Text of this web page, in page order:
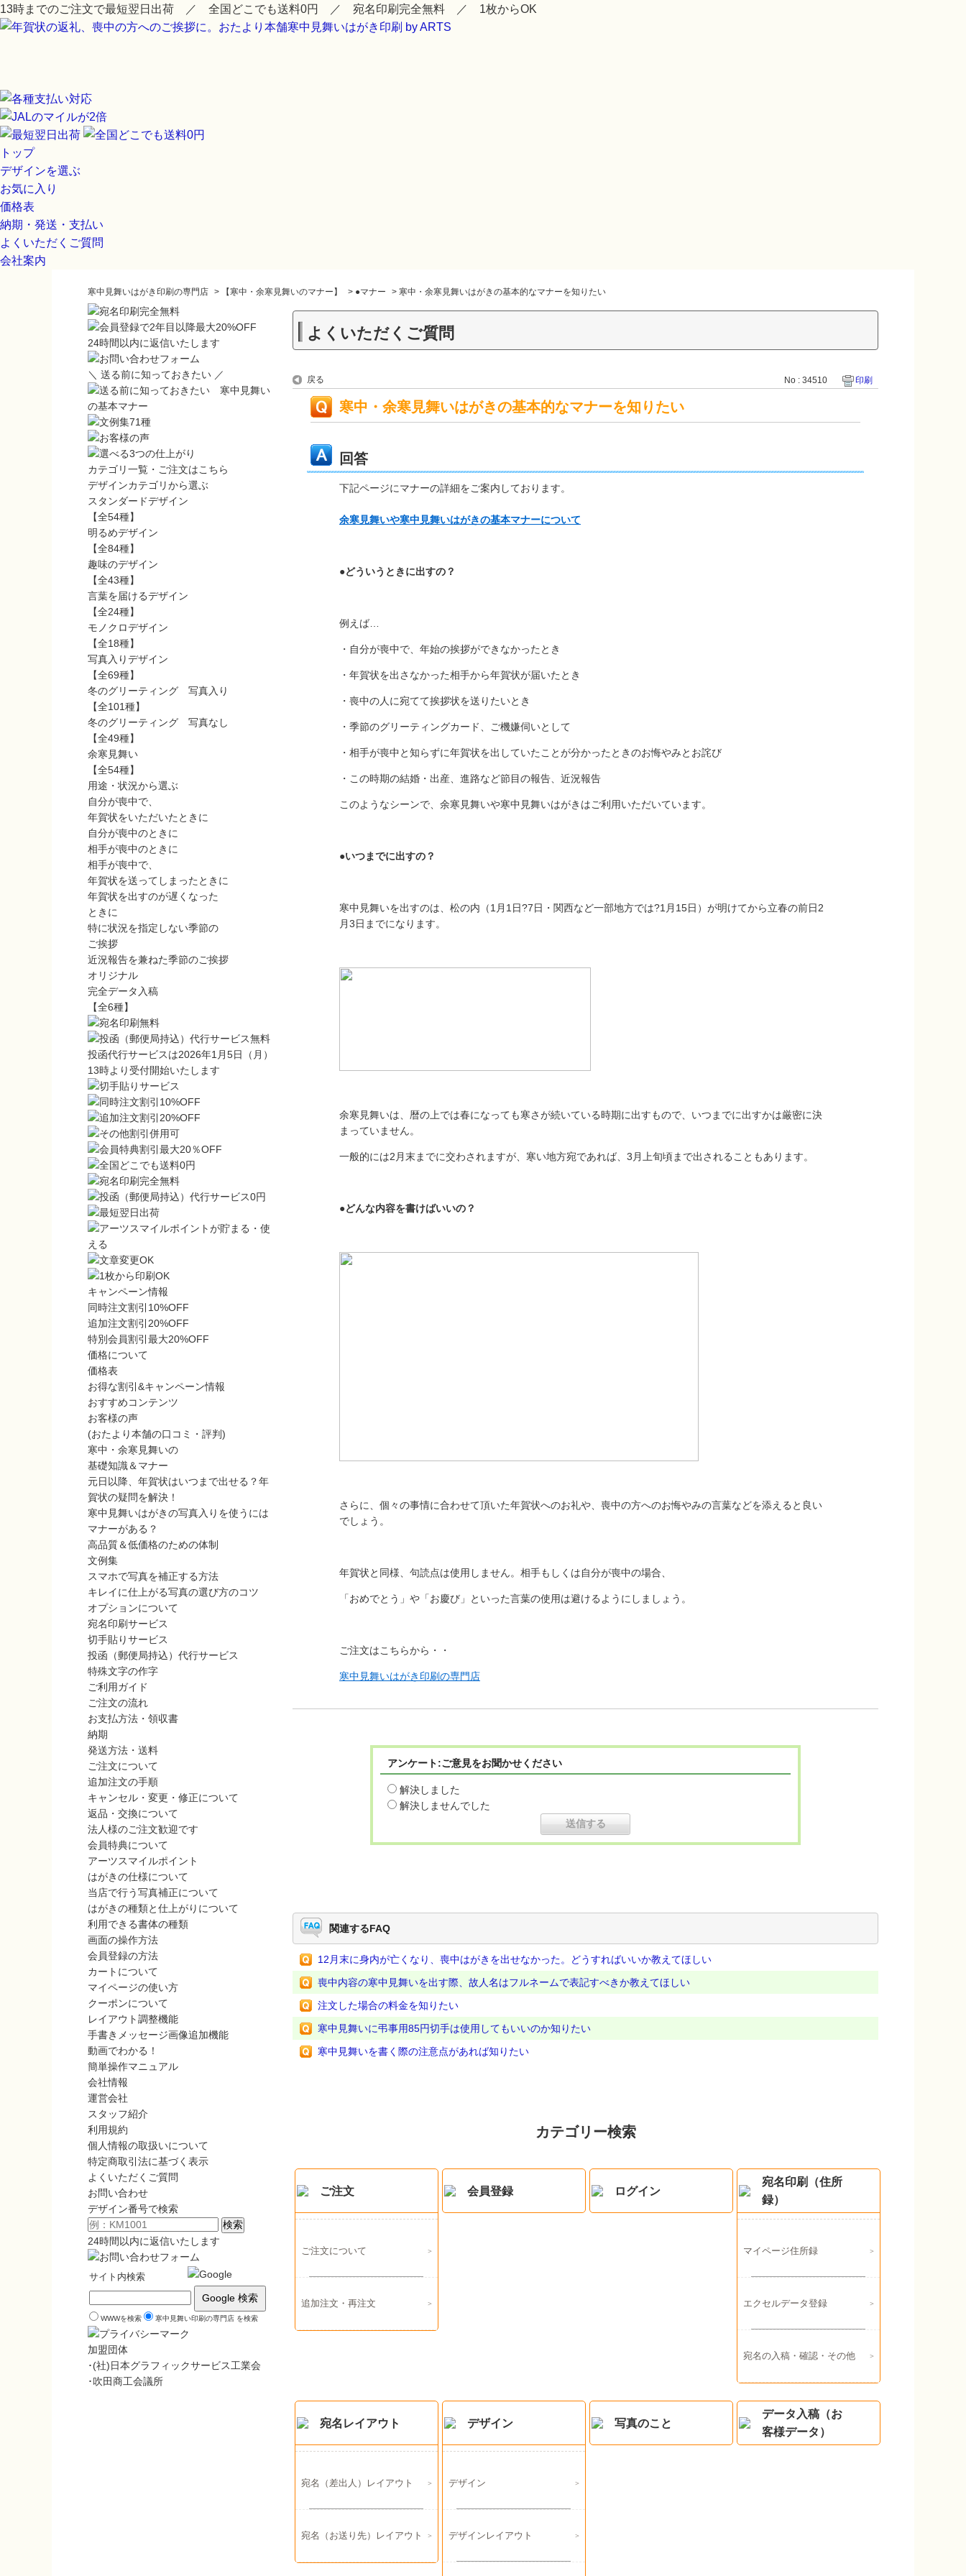
13時までのご注文で最短翌日出荷 ／ 全国どこでも送料0円 ／ 宛名印刷完全無料 ／ 1枚からOK
トップ
デザインを選ぶ
お気に入り
価格表
納期・発送・支払い
よくいただくご質問
会社案内
寒中見舞いはがき印刷の専門店 > 【寒中・余寒見舞いのマナー】 > ●マナー > 寒中・余寒見舞いはがきの基本的なマナーを知りたい
24時間以内に返信いたします
＼ 送る前に知っておきたい ／
カテゴリ一覧・ご注文はこちら
デザインカテゴリから選ぶ
スタンダードデザイン
【全54種】
明るめデザイン
【全84種】
趣味のデザイン
【全43種】
言葉を届けるデザイン
【全24種】
モノクロデザイン
【全18種】
写真入りデザイン
【全69種】
冬のグリーティング 写真入り
【全101種】
冬のグリーティング 写真なし
【全49種】
余寒見舞い
【全54種】
用途・状況から選ぶ
自分が喪中で、
年賀状をいただいたときに
自分が喪中のときに
相手が喪中のときに
相手が喪中で、
年賀状を送ってしまったときに
年賀状を出すのが遅くなった
ときに
特に状況を指定しない季節の
ご挨拶
近況報告を兼ねた季節のご挨拶
オリジナル
完全データ入稿
【全6種】
投函代行サービスは2026年1月5日（月）
13時より受付開始いたします
キャンペーン情報
同時注文割引10%OFF
追加注文割引20%OFF
特別会員割引最大20%OFF
価格について
価格表
お得な割引&キャンペーン情報
おすすめコンテンツ
お客様の声
(おたより本舗の口コミ・評判)
寒中・余寒見舞いの
基礎知識＆マナー
元日以降、年賀状はいつまで出せる？年
賀状の疑問を解決！
寒中見舞いはがきの写真入りを使うには
マナーがある？
高品質＆低価格のための体制
文例集
スマホで写真を補正する方法
キレイに仕上がる写真の選び方のコツ
オプションについて
宛名印刷サービス
切手貼りサービス
投函（郵便局持込）代行サービス
特殊文字の作字
ご利用ガイド
ご注文の流れ
お支払方法・領収書
納期
発送方法・送料
ご注文について
追加注文の手順
キャンセル・変更・修正について
返品・交換について
法人様のご注文歓迎です
会員特典について
アーツスマイルポイント
はがきの仕様について
当店で行う写真補正について
はがきの種類と仕上がりについて
利用できる書体の種類
画面の操作方法
会員登録の方法
カートについて
マイページの使い方
クーポンについて
レイアウト調整機能
手書きメッセージ画像追加機能
動画でわかる！
簡単操作マニュアル
会社情報
運営会社
スタッフ紹介
利用規約
個人情報の取扱いについて
特定商取引法に基づく表示
よくいただくご質問
お問い合わせ
デザイン番号で検索
24時間以内に返信いたします
サイト内検索
WWWを検索 寒中見舞い印刷の専門店 を検索
加盟団体
･(社)日本グラフィックサービス工業会
･吹田商工会議所
よくいただくご質問
戻る No : 34510 印刷
寒中・余寒見舞いはがきの基本的なマナーを知りたい
回答
下記ページにマナーの詳細をご案内しております。
余寒見舞いや寒中見舞いはがきの基本マナーについて
●どういうときに出すの？
例えば…
・自分が喪中で、年始の挨拶ができなかったとき
・年賀状を出さなかった相手から年賀状が届いたとき
・喪中の人に宛てて挨拶状を送りたいとき
・季節のグリーティングカード、ご機嫌伺いとして
・相手が喪中と知らずに年賀状を出していたことが分かったときのお悔やみとお詫び
・この時期の結婚・出産、進路など節目の報告、近況報告
このようなシーンで、余寒見舞いや寒中見舞いはがきはご利用いただいています。
●いつまでに出すの？
寒中見舞いを出すのは、松の内（1月1日?7日・関西など一部地方では?1月15日）が明けてから立春の前日2
月3日までになります。
余寒見舞いは、暦の上では春になっても寒さが続いている時期に出すもので、いつまでに出すかは厳密に決
まっていません。
一般的には2月末までに交わされますが、寒い地方宛であれば、3月上旬頃まで出されることもあります。
●どんな内容を書けばいいの？
さらに、個々の事情に合わせて頂いた年賀状へのお礼や、喪中の方へのお悔やみの言葉などを添えると良い
でしょう。
年賀状と同様、句読点は使用しません。相手もしくは自分が喪中の場合、
「おめでとう」や「お慶び」といった言葉の使用は避けるようにしましょう。
ご注文はこちらから・・
寒中見舞いはがき印刷の専門店
アンケート:ご意見をお聞かせください
解決しました
解決しませんでした
関連するFAQ
12月末に身内が亡くなり、喪中はがきを出せなかった。どうすればいいか教えてほしい
喪中内容の寒中見舞いを出す際、故人名はフルネームで表記すべきか教えてほしい
注文した場合の料金を知りたい
寒中見舞いに弔事用85円切手は使用してもいいのか知りたい
寒中見舞いを書く際の注意点があれば知りたい
カテゴリー検索
ご注文
ご注文について
追加注文・再注文
会員登録 ログイン
宛名印刷（住所
録）
マイページ住所録
エクセルデータ登録
宛名の入稿・確認・その他
宛名レイアウト
宛名（差出人）レイアウト
宛名（お送り先）レイアウト
デザイン
デザイン
デザインレイアウト
写真のこと
データ入稿（お
客様データ）